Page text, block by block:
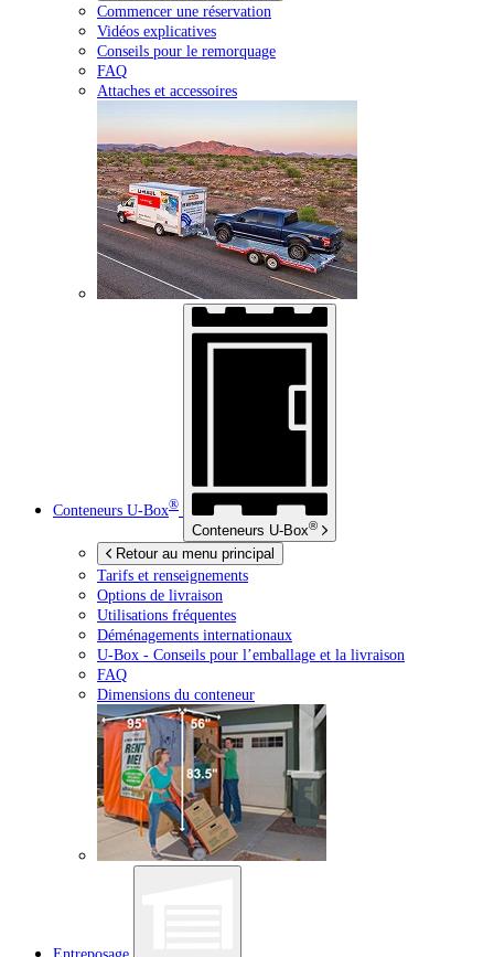
Commencer une réservation
Vidéos explicatives
Conseils pour le remorquage
FAQ
Attaches et accessoires
Conteneurs U-Box®
Conteneurs U-Box®
Retour au menu principal
Tarifs et renseignements
Options de livraison
Utilisations fréquentes
Déménagements internationaux
U-Box - Conseils pour l’emballage et la livraison
FAQ
Dimensions du conteneur
Entreposage